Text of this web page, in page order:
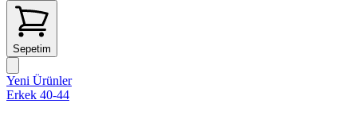
Sepetim
Yeni Ürünler
Erkek 40-44